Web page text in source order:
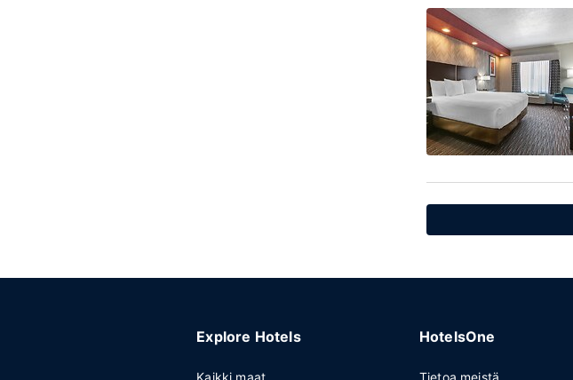
Explore Hotels
Kaikki maat
HotelsOne
Tietoa meistä